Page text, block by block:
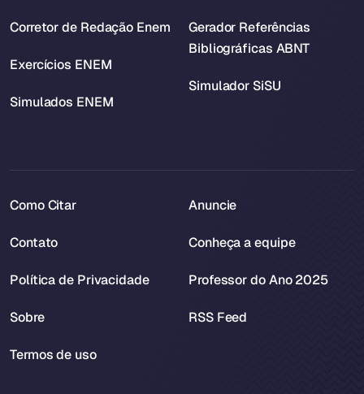
Corretor de Redação Enem
Exercícios ENEM
Simulados ENEM
Gerador Referências
Bibliográficas ABNT
Simulador SiSU
Como Citar
Contato
Política de Privacidade
Sobre
Termos de uso
Anuncie
Conheça a equipe
Professor do Ano 2025
RSS Feed